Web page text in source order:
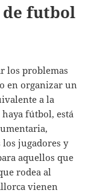
de futbol
los problemas
en organizar un
a la
fútbol, está
jugadores y
aquellos que
rodea al
vienen